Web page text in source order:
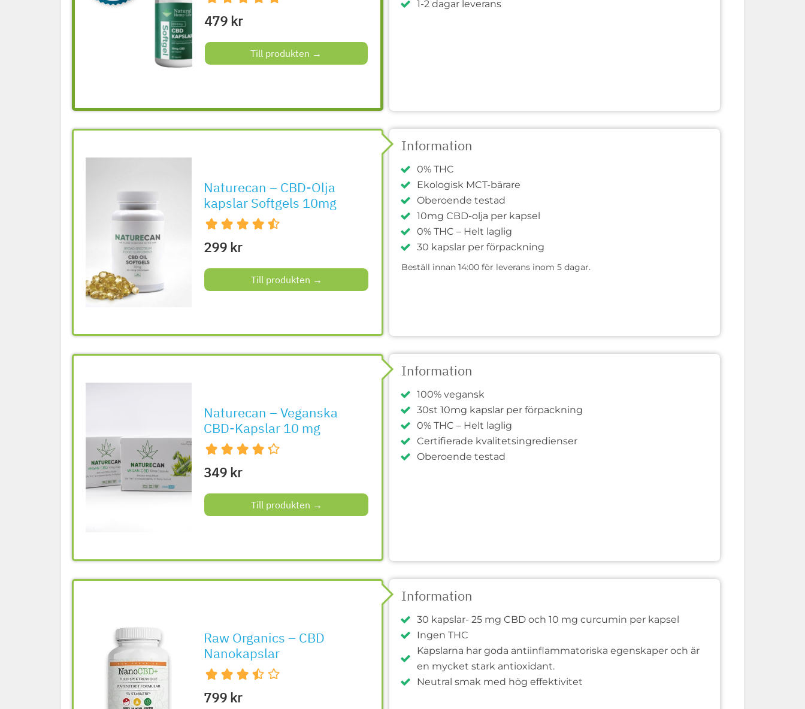
479 kr
Till produkten →
1-2 dagar leverans
Naturecan – CBD-Olja
kapslar Softgels 10mg
299 kr
Till produkten →
Information
0% THC
Ekologisk MCT-bärare
Oberoende testad
10mg CBD-olja per kapsel
0% THC – Helt laglig
30 kapslar per förpackning
Beställ innan 14:00 för leverans inom 5 dagar.
Naturecan – Veganska
CBD-Kapslar 10 mg
349 kr
Till produkten →
Information
100% vegansk
30st 10mg kapslar per förpackning
0% THC – Helt laglig
Certifierade kvalitetsingredienser
Oberoende testad
Raw Organics – CBD
Nanokapslar
799 kr
Information
30 kapslar- 25 mg CBD och 10 mg curcumin per kapsel
Ingen THC
Kapslarna har goda antiinflammatoriska egenskaper och är
en mycket stark antioxidant.
Neutral smak med hög effektivitet